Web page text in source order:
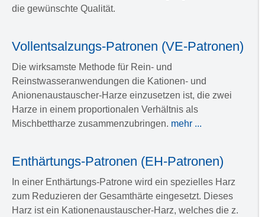
die gewünschte Qualität.
Vollentsalzungs-Patronen (VE-Patronen)
Die wirksamste Methode für Rein- und
Reinstwasseranwendungen die Kationen- und
Anionenaustauscher-Harze einzusetzen ist, die zwei
Harze in einem proportionalen Verhältnis als
Mischbettharze zusammenzubringen. mehr ...
Enthärtungs-Patronen (EH-Patronen)
In einer Enthärtungs-Patrone wird ein spezielles Harz
zum Reduzieren der Gesamthärte eingesetzt. Dieses
Harz ist ein Kationenaustauscher-Harz, welches die z.